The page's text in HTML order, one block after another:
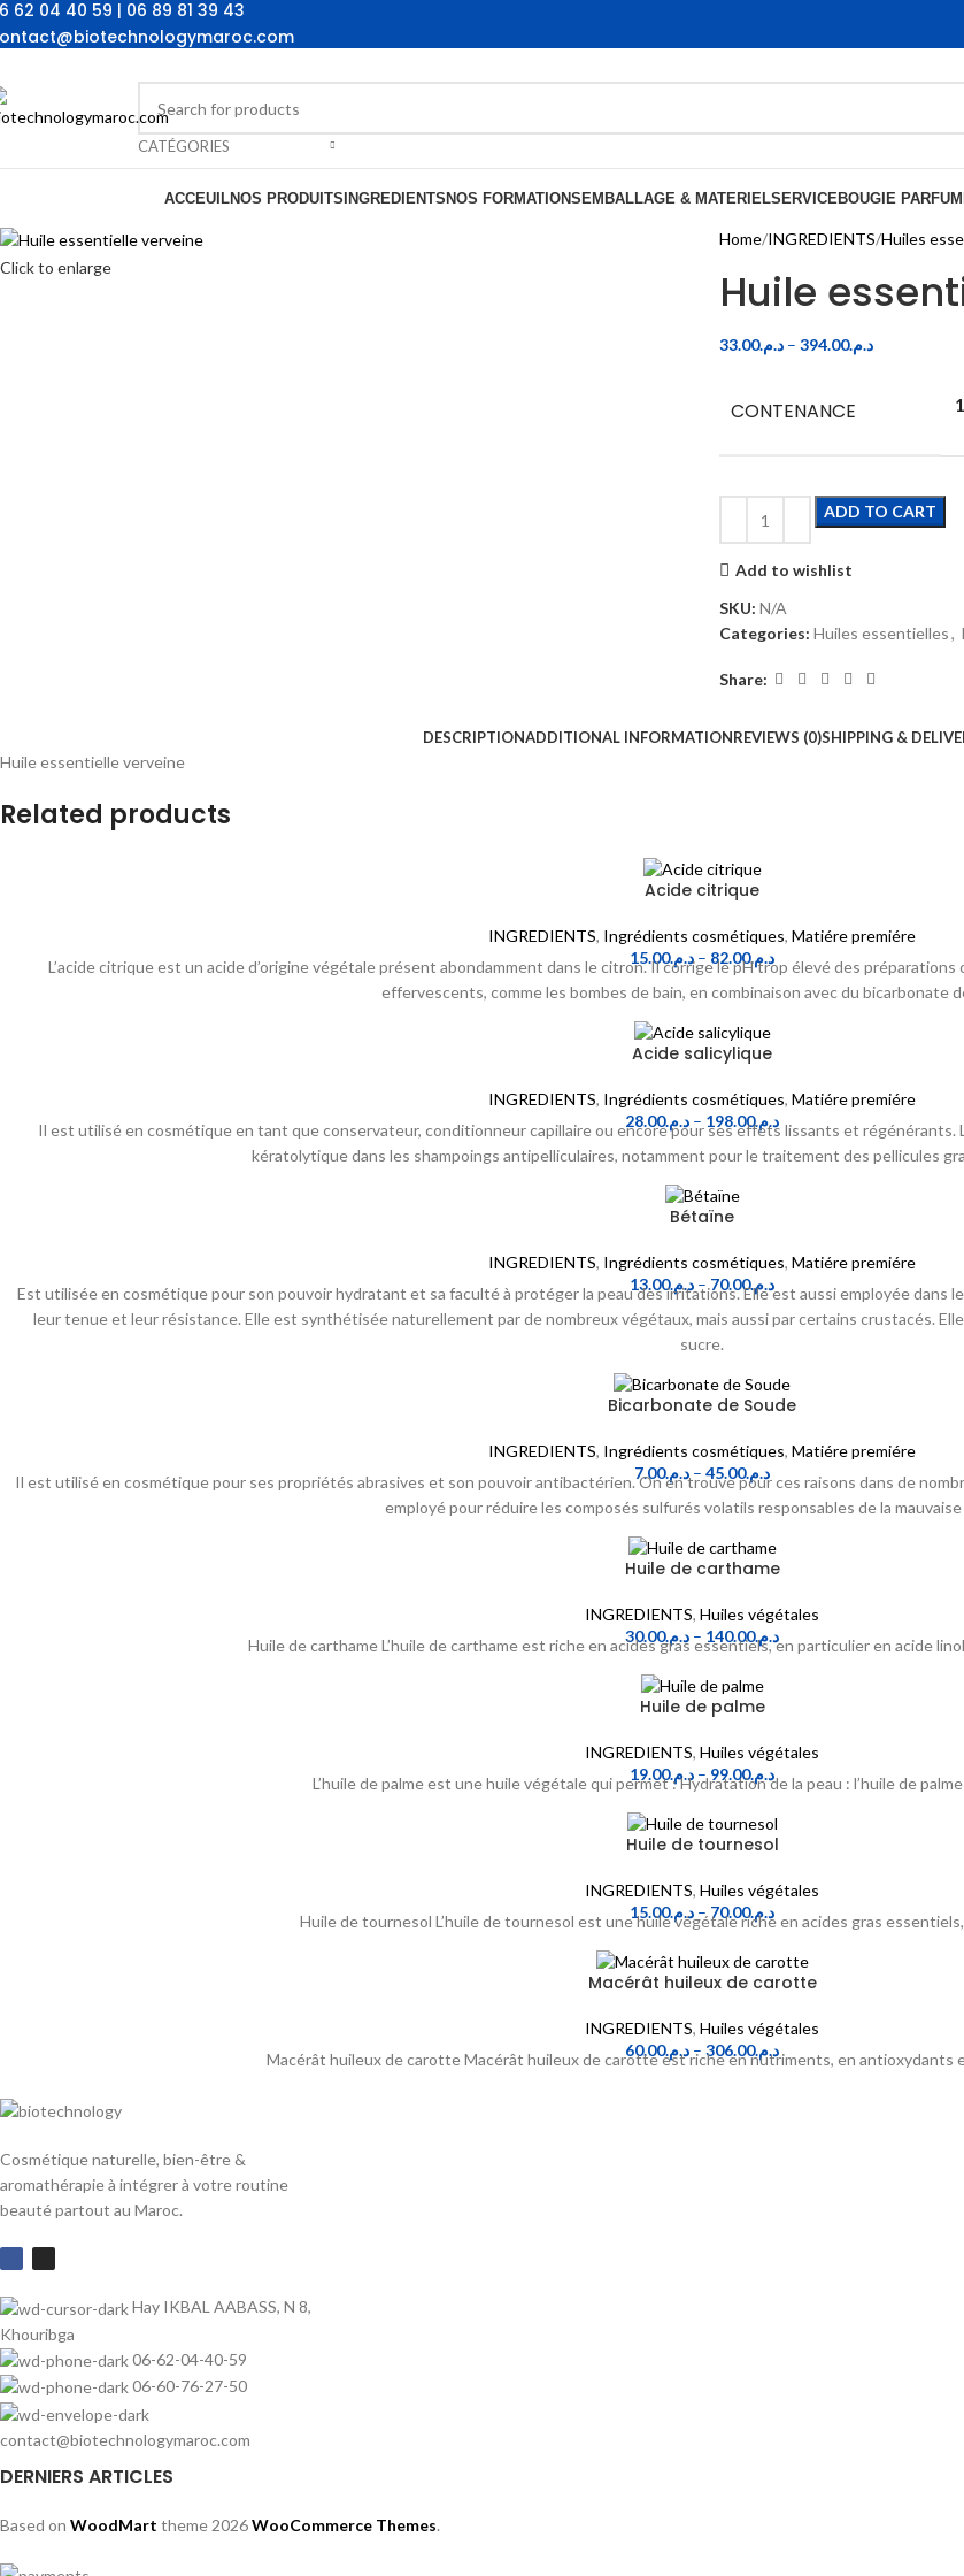
62 04 40 59 | 06 89 81 39 43
CATÉGORIES
ACCEUILNOS PRODUITSINGREDIENTSNOS FORMATIONSEMBALLAGE & MATERIELSERVICEBOUGIE
Click to enlarge
Home INGREDIENTS Huiles
Huile
د.م.33.00 – د.م.394.00
CONTENANCE
ADD TO CART
Add to wishlist
SKU: N/A
Categories: Huiles essentielles,
Share:
DESCRIPTIONADDITIONAL INFORMATIONREVIEWS (0)SHIPPING &
Huile essentielle verveine
Related products
Acide citrique
INGREDIENTS, Ingrédients cosmétiques, Matiére premiére
د.م.15.00 – د.م.82.00
L’acide citrique est un acide d’origine végétale présent abondamment dans le citron. Il corrige le pH trop élevé des
effervescents, comme les bombes de bain, en combinaison avec du bicarbonate
Acide salicylique
INGREDIENTS, Ingrédients cosmétiques, Matiére premiére
د.م.28.00 – د.م.198.00
Il est utilisé en cosmétique en tant que conservateur, conditionneur capillaire ou encore pour ses effets lissants et régénérants.
kératolytique dans les shampoings antipelliculaires, notamment pour le traitement des pellicules
Bétaïne
INGREDIENTS, Ingrédients cosmétiques, Matiére premiére
د.م.13.00 – د.م.70.00
Est utilisée en cosmétique pour son pouvoir hydratant et sa faculté à protéger la peau des irritations. Elle est aussi employée dans
leur tenue et leur résistance. Elle est synthétisée naturellement par de nombreux végétaux, mais aussi par certains crustacés.
sucre.
Bicarbonate de Soude
INGREDIENTS, Ingrédients cosmétiques, Matiére premiére
د.م.7.00 – د.م.45.00
Il est utilisé en cosmétique pour ses propriétés abrasives et son pouvoir antibactérien. On en trouve pour ces raisons dans de
employé pour réduire les composés sulfurés volatils responsables de la mauvaise
Huile de carthame
INGREDIENTS, Huiles végétales
د.م.30.00 – د.م.140.00
Huile de carthame L’huile de carthame est riche en acides gras essentiels, en particulier en acide
Huile de palme
INGREDIENTS, Huiles végétales
د.م.19.00 – د.م.99.00
L’huile de palme est une huile végétale qui permet : Hydratation de la peau : l’huile de
Huile de tournesol
INGREDIENTS, Huiles végétales
د.م.15.00 – د.م.70.00
Huile de tournesol L’huile de tournesol est une huile végétale riche en acides gras
Macérât huileux de carotte
INGREDIENTS, Huiles végétales
د.م.60.00 – د.م.306.00
Macérât huileux de carotte Macérât huileux de carotte est riche en nutriments, en antioxydants
Cosmétique naturelle, bien-être &
aromathérapie à intégrer à votre routine
beauté partout au Maroc.
Hay IKBAL AABASS, N 8,
Khouribga
06-62-04-40-59
06-60-76-27-50
contact@biotechnologymaroc.com
DERNIERS ARTICLES
Based on WoodMart theme 2026WooCommerce Themes.